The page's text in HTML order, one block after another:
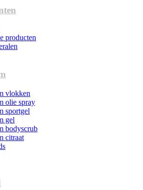
producten
vlokken
olie spray
sportgel
gel
bodyscrub
citraat